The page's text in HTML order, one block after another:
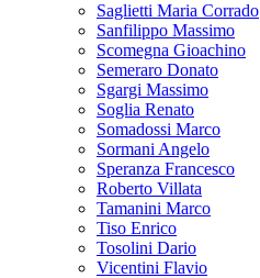
Saglietti Maria Corrado
Sanfilippo Massimo
Scomegna Gioachino
Semeraro Donato
Sgargi Massimo
Soglia Renato
Somadossi Marco
Sormani Angelo
Speranza Francesco
Roberto Villata
Tamanini Marco
Tiso Enrico
Tosolini Dario
Vicentini Flavio